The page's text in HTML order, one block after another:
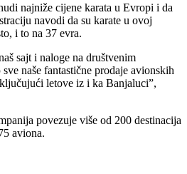
najniže cijene karata u Evropi i da
navodi da su karate u ovoj
i to na 37 evra.
sajt i naloge na društvenim
naše fantastične prodaje avionskih
letove iz i ka Banjaluci”,
povezuje više od 200 destinacija
aviona.